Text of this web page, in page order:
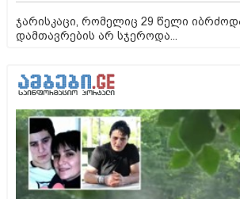
ჯარისკაცი, რომელიც 29 წელი
დამთავრების არ სჯეროდა...